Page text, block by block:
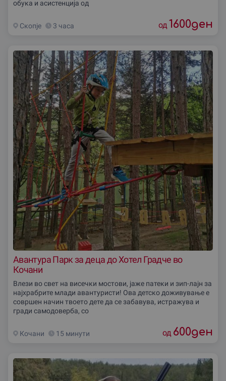
обука и асистенција од
Скопjе 3 часа од 1600ден
Авантура Парк за деца до Хотел Градче во
Кочани
Влези во свет на висечки мостови, јаже патеки и зип-лајн за
најхрабрите млади авантуристи! Ова детско доживување е
совршен начин твоето дете да се забавува, истражува и
гради самодоверба, со
Кочани 15 минути од 600ден